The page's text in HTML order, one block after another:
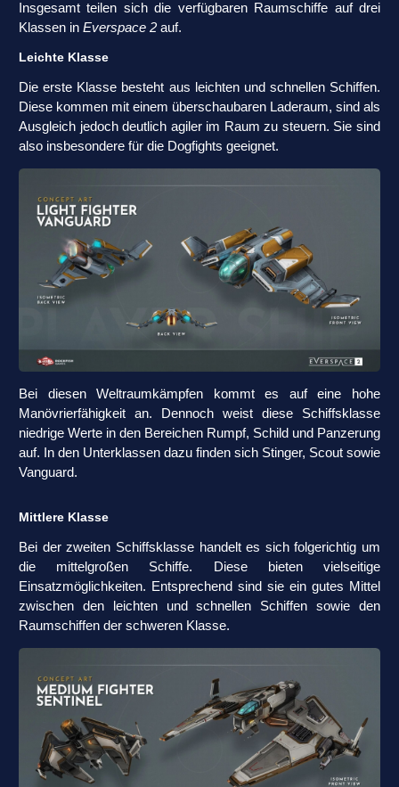
Insgesamt teilen sich die verfügbaren Raumschiffe auf drei
Klassen in Everspace 2 auf.
Leichte Klasse
Die erste Klasse besteht aus leichten und schnellen Schiffen.
Diese kommen mit einem überschaubaren Laderaum, sind als
Ausgleich jedoch deutlich agiler im Raum zu steuern. Sie sind
also insbesondere für die Dogfights geeignet.
Bei diesen Weltraumkämpfen kommt es auf eine hohe
Manövrierfähigkeit an. Dennoch weist diese Schiffsklasse
niedrige Werte in den Bereichen Rumpf, Schild und Panzerung
auf. In den Unterklassen dazu finden sich Stinger, Scout sowie
Vanguard.
Mittlere Klasse
Bei der zweiten Schiffsklasse handelt es sich folgerichtig um
die mittelgroßen Schiffe. Diese bieten vielseitige
Einsatzmöglichkeiten. Entsprechend sind sie ein gutes Mittel
zwischen den leichten und schnellen Schiffen sowie den
Raumschiffen der schweren Klasse.